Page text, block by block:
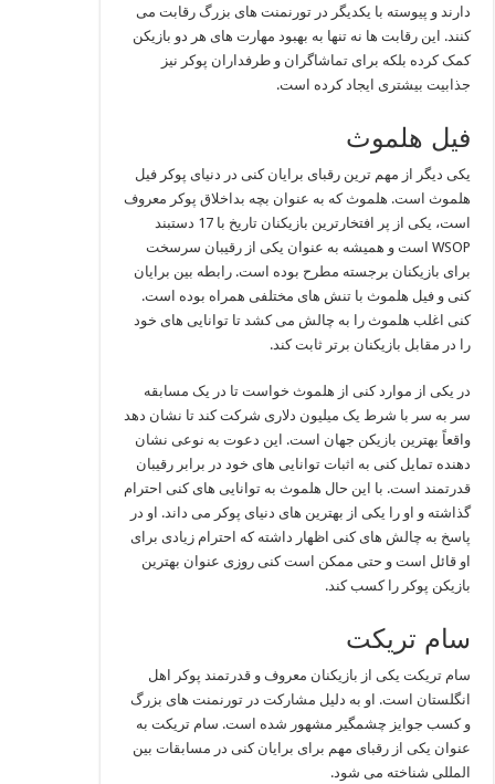
دارند و پیوسته با یکدیگر در تورنمنت‌ های بزرگ رقابت می‌
کنند. این رقابت‌ ها نه تنها به بهبود مهارت‌ های هر دو بازیکن
کمک کرده بلکه برای تماشاگران و طرفداران پوکر نیز
جذابیت بیشتری ایجاد کرده است.
فیل هلموث
یکی دیگر از مهم‌ ترین رقبای برایان کنی در دنیای پوکر فیل
هلموث است. هلموث که به عنوان بچه بداخلاق پوکر معروف
است، یکی از پر افتخارترین بازیکنان تاریخ با 17 دستبند
WSOP است و همیشه به عنوان یکی از رقیبان سرسخت
برای بازیکنان برجسته مطرح بوده است. رابطه بین برایان
کنی و فیل هلموث با تنش‌ های مختلفی همراه بوده است.
کنی اغلب هلموث را به چالش می‌ کشد تا توانایی‌ های خود
را در مقابل بازیکنان برتر ثابت کند.
در یکی از موارد کنی از هلموث خواست تا در یک مسابقه
سر به سر با شرط یک میلیون دلاری شرکت کند تا نشان دهد
واقعاً بهترین بازیکن جهان است. این دعوت به نوعی نشان‌
دهنده تمایل کنی به اثبات توانایی‌ های خود در برابر رقیبان
قدرتمند است. با این حال هلموث به توانایی‌ های کنی احترام
گذاشته و او را یکی از بهترین‌ های دنیای پوکر می‌ داند. او در
پاسخ به چالش‌ های کنی اظهار داشته که احترام زیادی برای
او قائل است و حتی ممکن است کنی روزی عنوان بهترین
بازیکن پوکر را کسب کند.
سام تریکت
سام تریکت یکی از بازیکنان معروف و قدرتمند پوکر اهل
انگلستان است. او به دلیل مشارکت در تورنمنت‌ های بزرگ
و کسب جوایز چشمگیر مشهور شده است. سام تریکت به
عنوان یکی از رقبای مهم برای برایان کنی در مسابقات بین‌
المللی شناخته می‌ شود.